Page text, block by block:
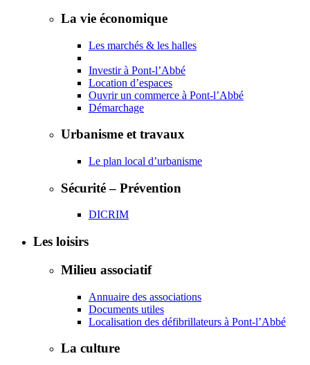
La vie économique
Les marchés & les halles
Investir à Pont-l’Abbé
Location d’espaces
Ouvrir un commerce à Pont-l’Abbé
Démarchage
Urbanisme et travaux
Le plan local d’urbanisme
Sécurité – Prévention
DICRIM
Les loisirs
Milieu associatif
Annuaire des associations
Documents utiles
Localisation des défibrillateurs à Pont-l’Abbé
La culture